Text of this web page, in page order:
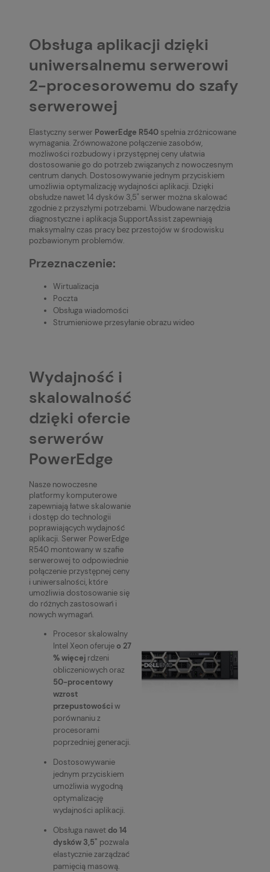
Obsługa aplikacji dzięki
uniwersalnemu serwerowi
2-procesorowemu do szafy
serwerowej
Elastyczny serwer PowerEdge R540 spełnia zróżnicowane
wymagania. Zrównoważone połączenie zasobów,
możliwości rozbudowy i przystępnej ceny ułatwia
dostosowanie go do potrzeb związanych z nowoczesnym
centrum danych. Dostosowywanie jednym przyciskiem
umożliwia optymalizację wydajności aplikacji. Dzięki
obsłudze nawet 14 dysków 3,5" serwer można skalować
zgodnie z przyszłymi potrzebami. Wbudowane narzędzia
diagnostyczne i aplikacja SupportAssist zapewniają
maksymalny czas pracy bez przestojów w środowisku
pozbawionym problemów.
Przeznaczenie:
Wirtualizacja
Poczta
Obsługa wiadomości
Strumieniowe przesyłanie obrazu wideo
Wydajność i
skalowalność
dzięki ofercie
serwerów
PowerEdge
Nasze nowoczesne
platformy komputerowe
zapewniają łatwe skalowanie
i dostęp do technologii
poprawiających wydajność
aplikacji. Serwer PowerEdge
R540 montowany w szafie
serwerowej to odpowiednie
połączenie przystępnej ceny
i uniwersalności, które
umożliwia dostosowanie się
do różnych zastosowań i
nowych wymagań.
Procesor skalowalny
Intel Xeon oferuje o 27
% więcej rdzeni
obliczeniowych oraz
50-procentowy
wzrost
przepustowościw
porównaniu z
procesorami
poprzedniej generacji.
Dostosowywanie
jednym przyciskiem
umożliwia wygodną
optymalizację
wydajności aplikacji.
Obsługa nawet do 14
dysków 3,5" pozwala
elastycznie zarządzać
pamięcią masową.